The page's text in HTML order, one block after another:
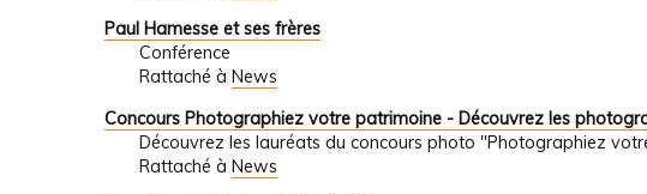
Paul Hamesse et ses frères
Conférence
Rattaché à News
Concours Photographiez votre patrimoine - Découvrez les
Découvrez les lauréats du concours photo "Photographiez
Rattaché à News